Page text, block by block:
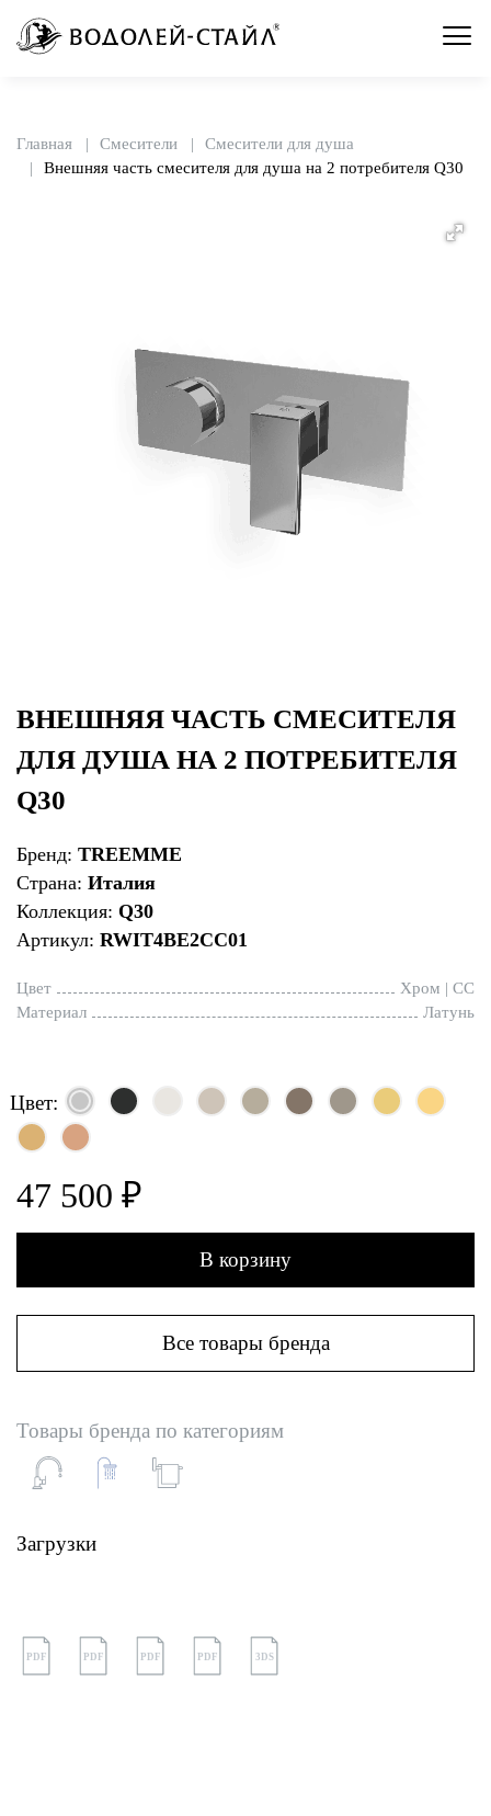
Главная Смесители
Смесители для душа
Внешняя часть смесителя для душа на 2 потребителя Q30
ВНЕШНЯЯ ЧАСТЬ СМЕСИТЕЛЯ
ДЛЯ ДУША НА 2 ПОТРЕБИТЕЛЯ
Q30
Бренд: TREEMME
Страна: Италия
Коллекция: Q30
Артикул: RWIT4BE2CC01
Цвет
Хром | CC
Материал
Латунь
Цвет:
47 500 ₽
В корзину
Все товары бренда
Товары бренда по категориям
Загрузки
PDF PDF PDF PDF 3DS